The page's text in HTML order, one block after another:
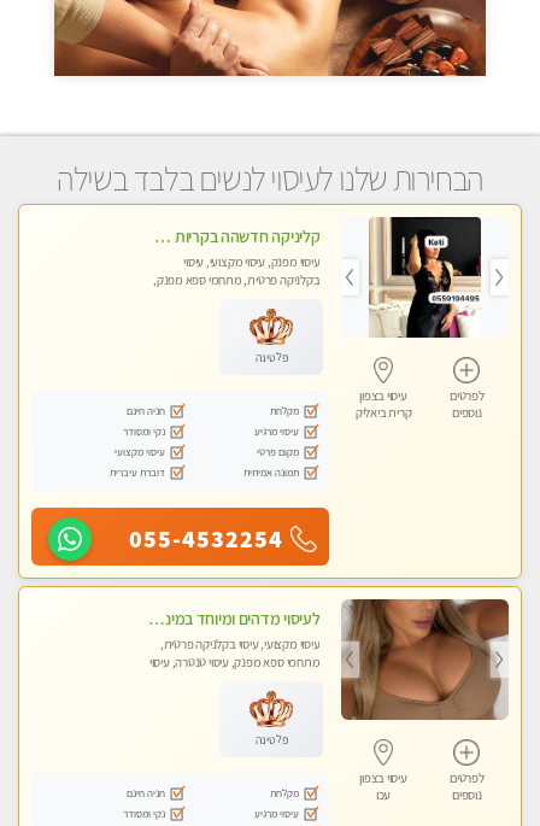
הבחירות שלנו לעיסוי לנשים בלבד בשילה
לפרטים
נוספים
עיסוי בצפון
קרית ביאליק
קליניקה חדשהה בקריות מעסה איכותית מפנקת ומקצועית מאוד+נשים +זוגות
עיסוי מפנק, עיסוי מקצועי, עיסוי
בקלניקה פרטית, מתחמי ספא מפנק,
לנשים בלבד
פלטינה
מקלחת
חניה חינם
עיסוי מרגיע
נקי ומסודר
מקום פרטי
עיסוי מקצועי
תמונה אמיתית
דוברת עיברית
055-4532254
לפרטים
נוספים
עיסוי בצפון
עכו
לעיסוי מדהים ומיוחד במינו !!מומלץ לחלוטין!!ללא מין !!
עיסוי מקצועי, עיסוי בקלניקה פרטית,
מתחמי ספא מפנק, עיסוי טנטרה, עיסוי
פלטינה
מקלחת
חניה חינם
עיסוי מרגיע
נקי ומסודר